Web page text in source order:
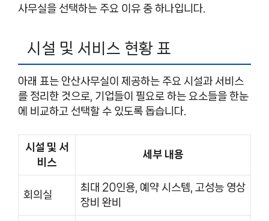
사무실을 선택하는 주요 이유 중 하나입니다.
시설 및 서비스 현황 표
아래 표는 안산사무실이 제공하는 주요 시설과 서비스
를 정리한 것으로, 기업들이 필요로 하는 요소들을 한눈
에 비교하고 선택할 수 있도록 돕습니다.
시설 및 서
비스
세부 내용
회의실
최대 20인용, 예약 시스템, 고성능 영상
장비 완비